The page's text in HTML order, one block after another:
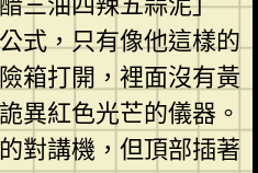
式，只有像他這樣的
箱打開，裡面沒有黃
異紅色光芒的儀器。
對講機，但頂部插著